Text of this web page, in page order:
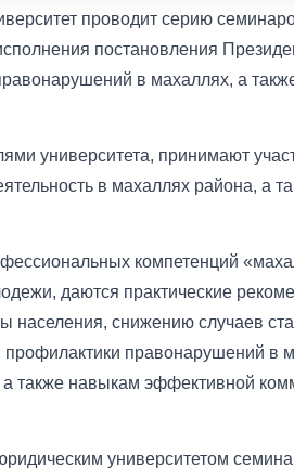
проводит серию
постановления
в махаллях, а
университета, принимают
в махаллях района, а
компетенций
даются практические
населения, снижению случаев
правонарушений в
также навыкам эффективной
университетом